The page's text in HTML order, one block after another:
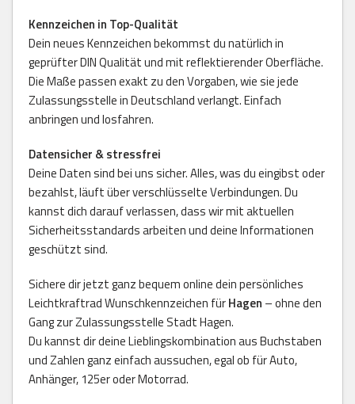
Kennzeichen in Top-Qualität
Dein neues Kennzeichen bekommst du natürlich in
geprüfter DIN Qualität und mit reflektierender Oberfläche.
Die Maße passen exakt zu den Vorgaben, wie sie jede
Zulassungsstelle in Deutschland verlangt. Einfach
anbringen und losfahren.
Datensicher & stressfrei
Deine Daten sind bei uns sicher. Alles, was du eingibst oder
bezahlst, läuft über verschlüsselte Verbindungen. Du
kannst dich darauf verlassen, dass wir mit aktuellen
Sicherheitsstandards arbeiten und deine Informationen
geschützt sind.
Sichere dir jetzt ganz bequem online dein persönliches
Leichtkraftrad Wunschkennzeichen fürHagen – ohne den
Gang zur Zulassungsstelle Stadt Hagen.
Du kannst dir deine Lieblingskombination aus Buchstaben
und Zahlen ganz einfach aussuchen, egal ob für Auto,
Anhänger, 125er oder Motorrad.